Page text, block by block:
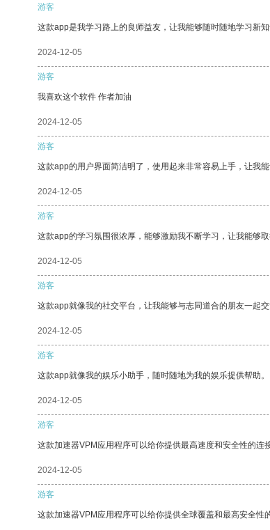
游客
这款app是我学习路上的良师益友，让我能够随时随地学习新知
2024-12-05
游客
我喜欢这个软件 作者加油
2024-12-05
游客
这款app的用户界面简洁明了，使用起来非常容易上手，让我
2024-12-05
游客
这款app的学习氛围很浓厚，能够激励我不断学习，让我能够取
2024-12-05
游客
这款app就像我的社交平台，让我能够与志同道合的朋友一起交
2024-12-05
游客
这款app就像我的娱乐小助手，随时随地为我的娱乐提供帮助。
2024-12-05
游客
这款加速器VPM应用程序可以给你提供最高速度和安全性的连
2024-12-05
游客
这款加速器VPM应用程序可以给你提供全球覆盖和最高安全性